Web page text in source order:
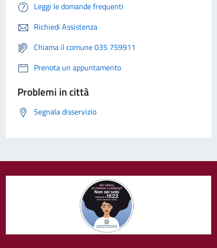
Leggi le domande frequenti
Richiedi Assistenza
Chiama il comune 035 759911
Prenota un appuntamento
Problemi in città
Segnala disservizio